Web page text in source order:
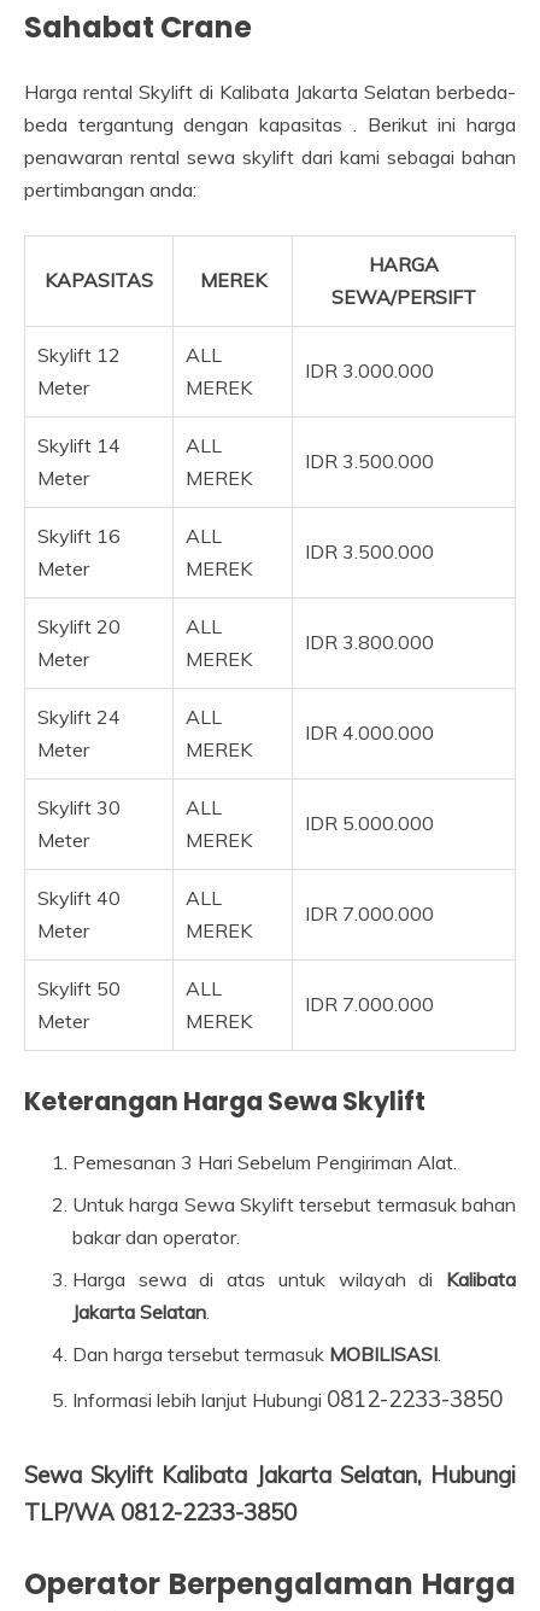
Sahabat Crane
Harga rental Skylift di Kalibata Jakarta Selatan berbeda-
beda tergantung dengan kapasitas . Berikut ini harga
penawaran rental sewa skylift dari kami sebagai bahan
pertimbangan anda:
KAPASITAS MEREK
HARGA
SEWA/PERSIFT
Skylift 12
Meter
ALL
MEREK
IDR 3.000.000
Skylift 14
Meter
ALL
MEREK
IDR 3.500.000
Skylift 16
Meter
ALL
MEREK
IDR 3.500.000
Skylift 20
Meter
ALL
MEREK
IDR 3.800.000
Skylift 24
Meter
ALL
MEREK
IDR 4.000.000
Skylift 30
Meter
ALL
MEREK
IDR 5.000.000
Skylift 40
Meter
ALL
MEREK
IDR 7.000.000
Skylift 50
Meter
ALL
MEREK
IDR 7.000.000
Keterangan Harga Sewa Skylift
Pemesanan 3 Hari Sebelum Pengiriman Alat.
Untuk harga Sewa Skylift tersebut termasuk bahan
bakar dan operator.
Harga sewa di atas untuk wilayah di Kalibata
Jakarta Selatan.
Dan harga tersebut termasuk MOBILISASI.
Informasi lebih lanjut Hubungi 0812-2233-3850
Sewa Skylift Kalibata Jakarta Selatan, Hubungi
TLP/WA 0812-2233-3850
Operator Berpengalaman Harga